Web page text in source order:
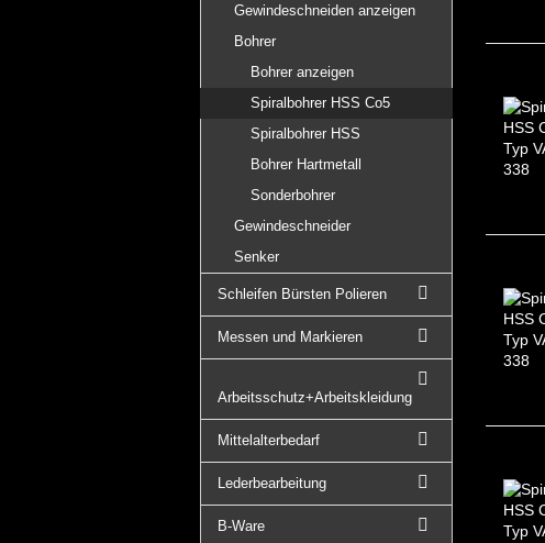
Gewindeschneiden anzeigen
Bohrer
Bohrer anzeigen
Spiralbohrer HSS Co5
Spiralbohrer HSS
Bohrer Hartmetall
Sonderbohrer
Gewindeschneider
Senker
Schleifen Bürsten Polieren
Messen und Markieren
Arbeitsschutz+Arbeitskleidung
Mittelalterbedarf
Lederbearbeitung
B-Ware